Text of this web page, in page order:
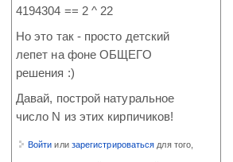
4194304 == 2 ^ 22
Но это так - просто детский
лепет на фоне ОБЩЕГО
решения :)
Давай, построй натуральное
число N из этих кирпичиков!
Войти или зарегистрироваться для того,